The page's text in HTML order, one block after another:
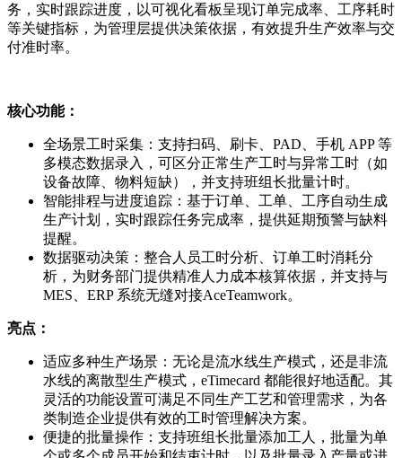
务，实时跟踪进度，以可视化看板呈现订单完成率、工序耗时
等关键指标，为管理层提供决策依据，有效提升生产效率与交
付准时率。
核心功能：
全场景工时采集：支持扫码、刷卡、PAD、手机 APP 等
多模态数据录入，可区分正常生产工时与异常工时（如
设备故障、物料短缺），并支持班组长批量计时。
智能排程与进度追踪：基于订单、工单、工序自动生成
生产计划，实时跟踪任务完成率，提供延期预警与缺料
提醒。
数据驱动决策：整合人员工时分析、订单工时消耗分
析，为财务部门提供精准人力成本核算依据，并支持与
MES、ERP 系统无缝对接AceTeamwork。
亮点：
适应多种生产场景：无论是流水线生产模式，还是非流
水线的离散型生产模式，eTimecard 都能很好地适配。其
灵活的功能设置可满足不同生产工艺和管理需求，为各
类制造企业提供有效的工时管理解决方案。
便捷的批量操作：支持班组长批量添加工人，批量为单